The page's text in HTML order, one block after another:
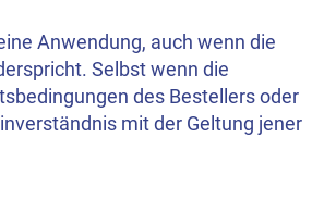
Anwendung, auch wenn die
Selbst wenn die
des Bestellers oder
mit der Geltung jener